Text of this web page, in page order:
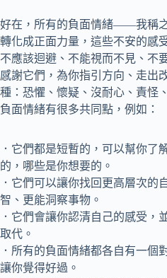
好在，所有的負面情緒——我稱
轉化成正面力量，這些不安的感
不應該迴避、不能視而不見、不
感謝它們，為你指引方向、走出
種：恐懼、懷疑、沒耐心、責怪
負面情緒有很多共同點，例如：
．它們都是短暫的，可以幫你了
的，哪些是你想要的。
．它們可以讓你找回更高層次的
智、更能洞察事物。
．它們會讓你認清自己的感受，
取代。
．所有的負面情緒都各自有一個
讓你覺得好過。